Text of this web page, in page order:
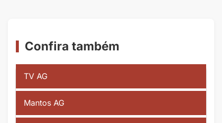
Confira também
TV AG
Mantos AG